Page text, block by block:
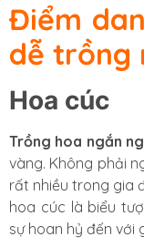
Điểm
dễ trồng
Hoa cúc
Trồng hoa ngắn
vàng. Không phải
rất nhiều trong gia
hoa cúc là biểu
sự hoan hỷ đến với